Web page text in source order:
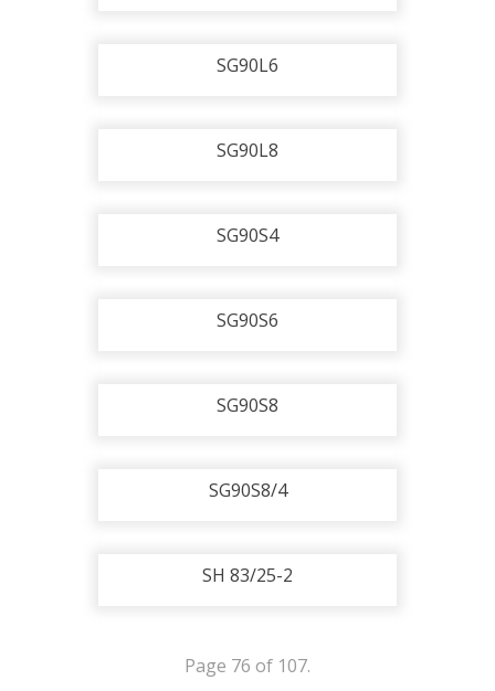
SG90L6
SG90L8
SG90S4
SG90S6
SG90S8
SG90S8/4
SH 83/25-2
Page 76 of 107.